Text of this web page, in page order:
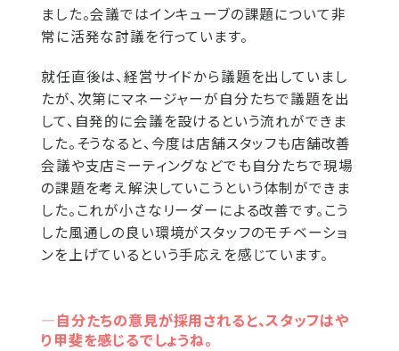
ました。会議ではインキューブの課題について非
常に活発な討議を行っています。
就任直後は、経営サイドから議題を出していまし
たが、次第にマネージャーが自分たちで議題を出
して、自発的に会議を設けるという流れができま
した。そうなると、今度は店舗スタッフも店舗改善
会議や支店ミーティングなどでも自分たちで現場
の課題を考え解決していこうという体制ができま
した。これが小さなリーダーによる改善です。こう
した風通しの良い環境がスタッフのモチベーショ
ンを上げているという手応えを感じています。
―自分たちの意見が採用されると、スタッフはや
り甲斐を感じるでしょうね。